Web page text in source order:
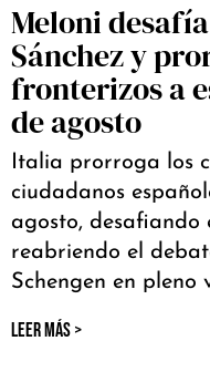
Meloni
Sánchez y
fronterizos a
de agosto
Italia prorroga los
ciudadanos
agosto, desafiando
reabriendo el
Schengen en pleno
LEER MÁS >